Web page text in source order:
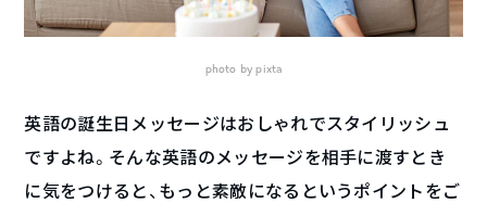
photo by pixta
英語の誕生日メッセージはおしゃれでスタイリッシュ
ですよね。そんな英語のメッセージを相手に渡すとき
に気をつけると、もっと素敵になるというポイントをご